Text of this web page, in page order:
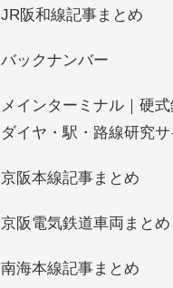
JR阪和線記事まとめ
バックナンバー
メインターミナル｜硬
ダイヤ・駅・路線研究サ
京阪本線記事まとめ
京阪電気鉄道車両まとめ
南海本線記事まとめ